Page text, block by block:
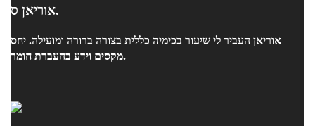
אוריאן ס.
אוריאן העביר לי שיעור בכימיה כללית בצורה ברורה ומועילה. יחס
מקסים וידע בהעברת חומר.